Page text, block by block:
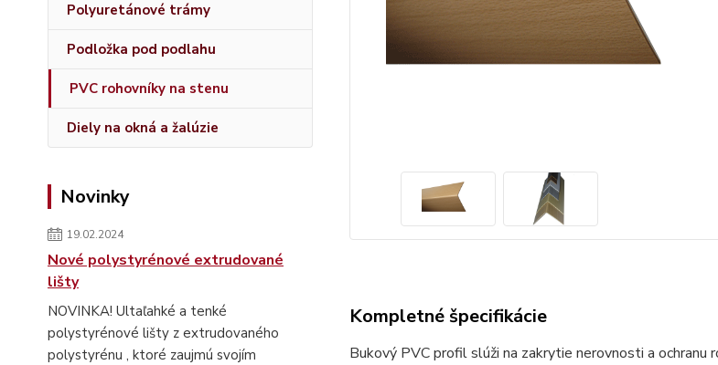
Polyuretánové trámy
Podložka pod podlahu
PVC rohovníky na stenu
Diely na okná a žalúzie
Novinky
19.02.2024
Nové polystyrénové extrudované
lišty
NOVINKA! Ultaľahké a tenké
polystyrénové lišty z extrudovaného
polystyrénu , ktoré zaujmú svojím
Kompletné špecifikácie
Bukový PVC profil slúži na zakrytie nerovnosti a